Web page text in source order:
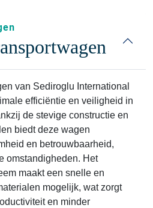
van Sediroglu International
efficiëntie en veiligheid in
de stevige constructie en
biedt deze wagen
en betrouwbaarheid,
omstandigheden. Het
maakt een snelle en
mogelijk, wat zorgt
en minder